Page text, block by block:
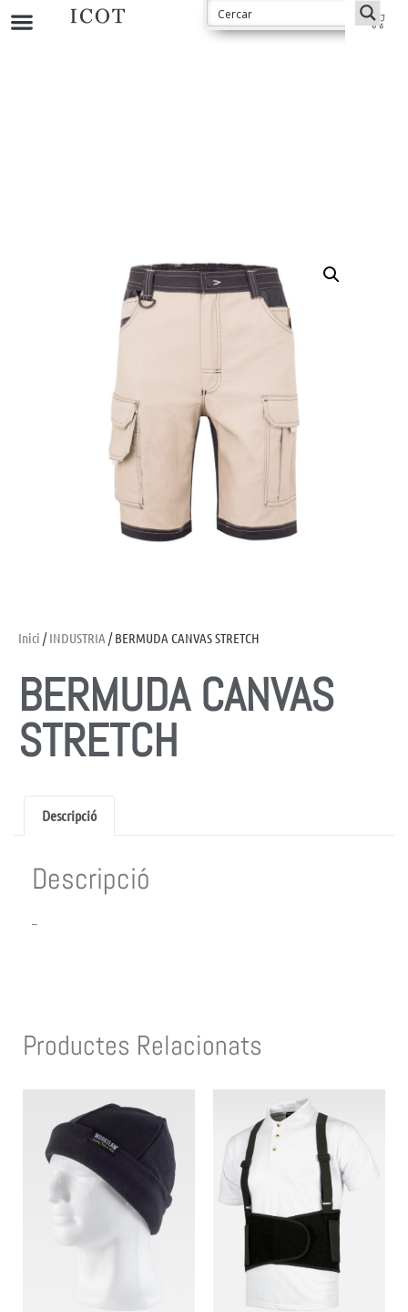
Inici /INDUSTRIA / BERMUDA CANVAS STRETCH
BERMUDA CANVAS
STRETCH
Descripció
Descripció
–
Productes Relacionats